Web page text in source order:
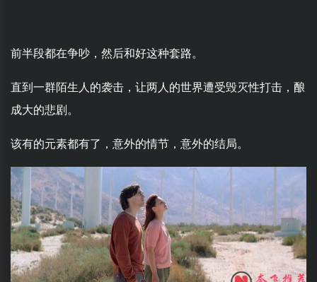
前半段都在争吵，然后和好这种套路。
直到一群陌生人的袭击，让两人的世界遭受毁灭性打击，酿
成大的悲剧。
该有的元素都有了，意外的情节，意外的结局。